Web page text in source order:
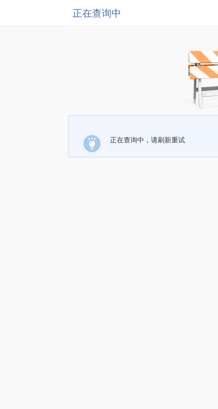
正在查询中
正在查询中，请刷新重试